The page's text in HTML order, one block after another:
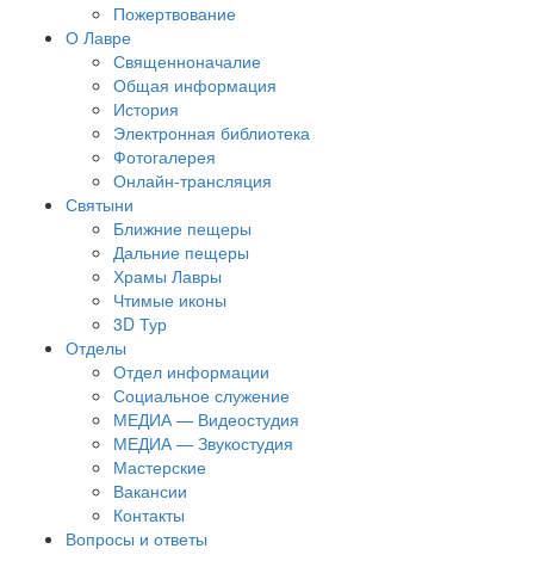
Пожертвование
О Лавре
Священноначалие
Общая информация
История
Электронная библиотека
Фотогалерея
Онлайн-трансляция
Святыни
Ближние пещеры
Дальние пещеры
Храмы Лавры
Чтимые иконы
3D Тур
Отделы
Отдел информации
Социальное служение
МЕДИА — Видеостудия
МЕДИА — Звукостудия
Мастерские
Вакансии
Контакты
Вопросы и ответы